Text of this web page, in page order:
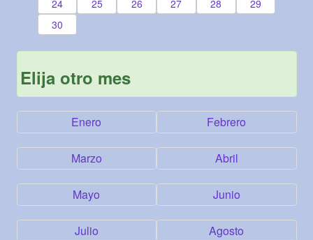
24
25 26 27 28
29
30
Elija otro mes
Enero Febrero
Marzo Abril
Mayo Junio
Julio Agosto